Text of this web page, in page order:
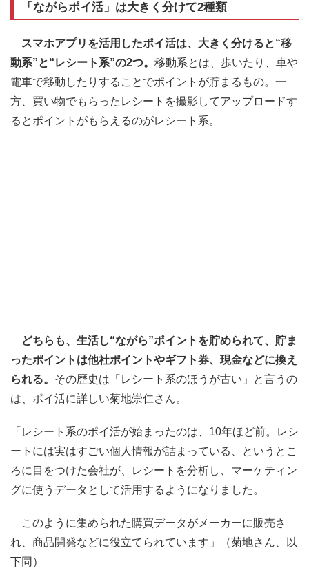
「ながらポイ活」は大きく分けて2種類
スマホアプリを活用したポイ活は、大きく分けると“移
動系”と“レシート系”の2つ。 移動系とは、歩いたり、車や
電車で移動したりすることでポイントが貯まるもの。一
方、買い物でもらったレシートを撮影してアップロードす
るとポイントがもらえるのがレシート系。
どちらも、生活し“ながら”ポイントを貯められて、貯ま
ったポイントは他社ポイントやギフト券、現金などに換え
られる。 その歴史は「レシート系のほうが古い」と言うの
は、ポイ活に詳しい菊地崇仁さん。
「レシート系のポイ活が始まったのは、10年ほど前。レシ
ートには実はすごい個人情報が詰まっている、というとこ
ろに目をつけた会社が、レシートを分析し、マーケティン
グに使うデータとして活用するようになりました。
このように集められた購買データがメーカーに販売さ
れ、商品開発などに役立てられています」（菊地さん、以
下同）